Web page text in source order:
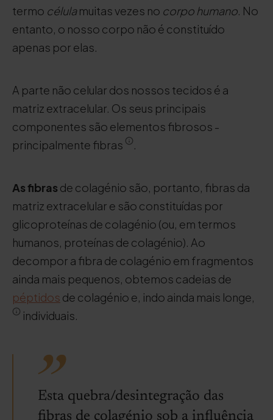
termo célulamuitas vezes no corpo humano. No
entanto, o nosso corpo não é constituído
apenas por elas.
A parte não celular dos nossos tecidos é a
matriz extracelular. Os seus principais
componentes são elementos fibrosos -
principalmente fibras
.
As fibras de colagénio são, portanto, fibras da
matriz extracelular e são constituídas por
glicoproteínas de colagénio (ou, em termos
humanos, proteínas de colagénio). Ao
decompor a fibra de colagénio em fragmentos
ainda mais pequenos, obtemos cadeias de
péptidos de colagénio e, indo ainda mais longe,
individuais.
Esta quebra/desintegração das
fibras de colagénio sob a influência